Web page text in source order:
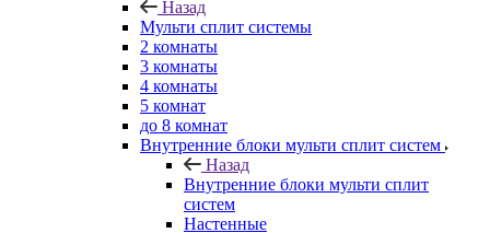
Назад
Мульти сплит системы
2 комнаты
3 комнаты
4 комнаты
5 комнат
до 8 комнат
Внутренние блоки мульти сплит систем
Назад
Внутренние блоки мульти сплит
систем
Настенные